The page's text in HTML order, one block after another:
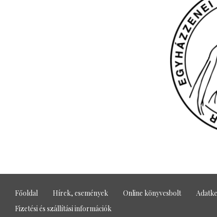
Főoldal Hírek, események Online könyvesbolt
Fizetési és szállítási információk